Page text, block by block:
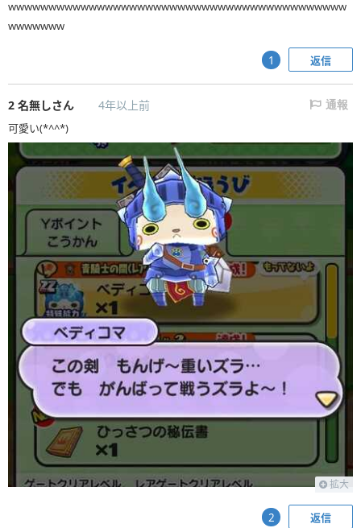
wwwwwwwwwwwwwwwwwwwwwwwwwwwwwwwwwwwwwwwwww
wwwwwww
返信
1
2 名無しさん 4年以上前 通報
可愛い(*^^*)
拡大
返信
2